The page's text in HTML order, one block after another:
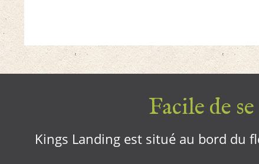
Facile de
Kings Landing est situé au bord du